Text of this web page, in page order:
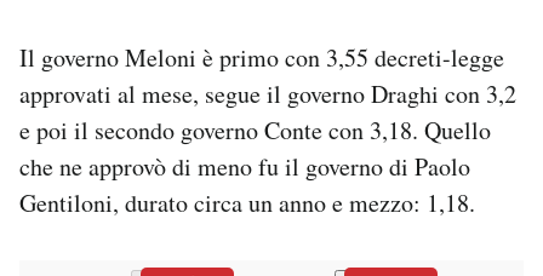
Il governo Meloni è primo con 3,55 decreti-legge
approvati al mese, segue il governo Draghi con 3,2
e poi il secondo governo Conte con 3,18. Quello
che ne approvò di meno fu il governo di Paolo
Gentiloni, durato circa un anno e mezzo: 1,18.